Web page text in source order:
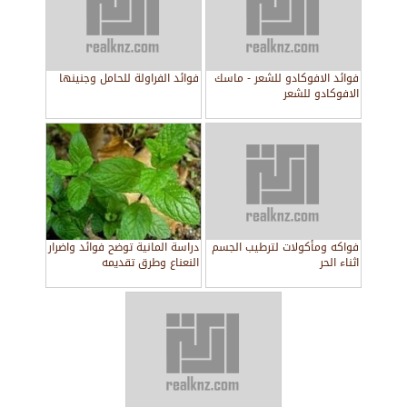
فوائد الافوكادو للشعر - ماسك
الافوكادو للشعر
فوائد الفراولة للحامل وجنينها
فواكه ومأكولات لترطيب الجسم
اثناء الحر
دراسة المانية توضح فوائد واضرار
النعناع وطرق تقديمه